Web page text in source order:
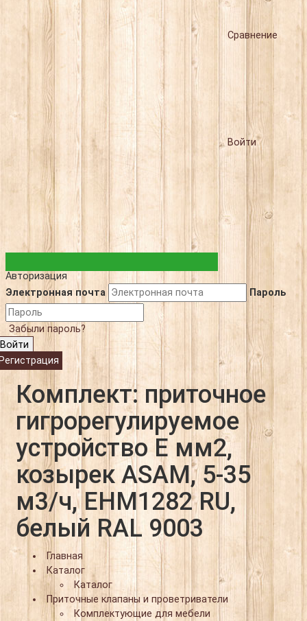
Сравнение
Войти
Авторизация
Электронная почта
Пароль
Забыли пароль?
Войти
Комплект: приточное
гигрорегулируемое
устройство E мм2,
козырек ASAM, 5-35
м3/ч, EHM1282 RU,
белый RAL 9003
Главная
Каталог
Каталог
Приточные клапаны и проветриватели
Комплектующие для мебели